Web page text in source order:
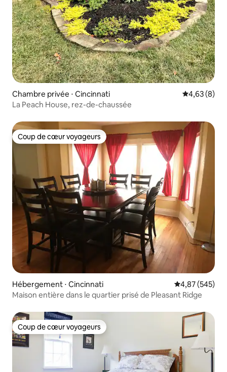
Chambre privée ⋅ Cincinnati Évaluation
4,63 (8)
La Peach House, rez-de-chaussée
Coup de cœur voyageurs
Coup de cœur voyageurs
Hébergement ⋅ Cincinnati Évaluation
4,87 (545)
Maison entière dans le quartier prisé de Pleasant Ridge
Coup de cœur voyageurs
Coup de cœur voyageurs